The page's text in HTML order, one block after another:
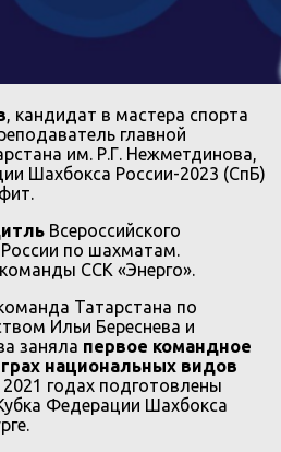
, кандидат в мастера спорта
главной
им. Р.Г. Нежметдинова,
Шахбокса России-2023 (СпБ)
Всероссийского
по шахматам.
ССК «Энерго».
Татарстана по
Ильи Береснева и
заняла первое командное
национальных видов
2021 годах подготовлены
Федерации Шахбокса